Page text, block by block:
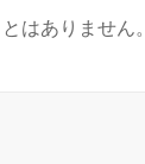
はありません。